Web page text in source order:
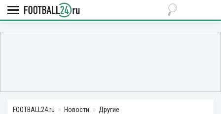
FOOTBALL24.ru Новости Другие